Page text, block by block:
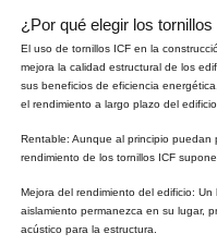
¿Por qué elegir los tornillos
El uso de tornillos ICF en la
mejora la calidad estructural de los
sus beneficios de eficiencia
el rendimiento a largo plazo del
Rentable: Aunque al principio
rendimiento de los tornillos ICF
Mejora del rendimiento del edificio:
aislamiento permanezca en su lugar,
acústico para la estructura.